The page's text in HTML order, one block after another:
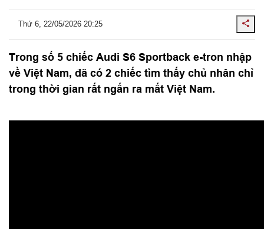
Thứ 6, 22/05/2026 20:25
Trong số 5 chiếc Audi S6 Sportback e-tron nhập
về Việt Nam, đã có 2 chiếc tìm thấy chủ nhân chỉ
trong thời gian rất ngắn ra mắt Việt Nam.